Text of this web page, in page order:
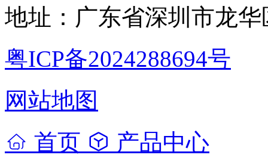
地址：广东省深圳市龙
粤ICP备2024288694号
网站地图
首页
产品中心